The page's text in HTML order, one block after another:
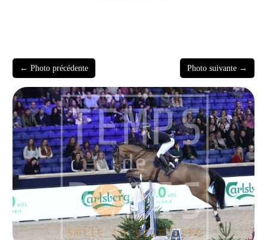
← Photo précédente Photo suivante →